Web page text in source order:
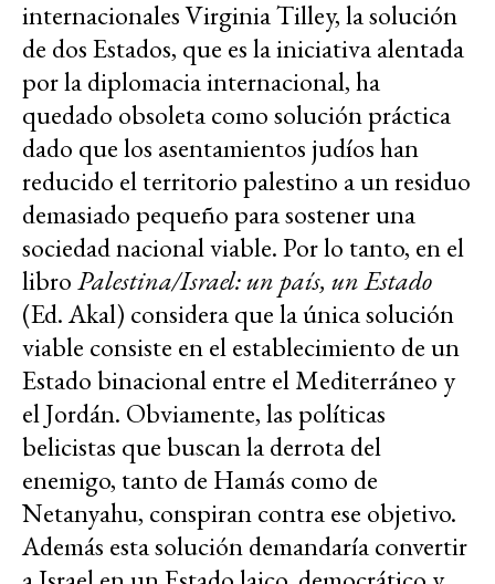
internacionales Virginia Tilley, la solución
de dos Estados, que es la iniciativa alentada
por la diplomacia internacional, ha
quedado obsoleta como solución práctica
dado que los asentamientos judíos han
reducido el territorio palestino a un residuo
demasiado pequeño para sostener una
sociedad nacional viable. Por lo tanto, en el
libroPalestina/Israel: un país, un Estado
(Ed. Akal) considera que la única solución
viable consiste en el establecimiento de un
Estado binacional entre el Mediterráneo y
el Jordán. Obviamente, las políticas
belicistas que buscan la derrota del
enemigo, tanto de Hamás como de
Netanyahu, conspiran contra ese objetivo.
Además esta solución demandaría convertir